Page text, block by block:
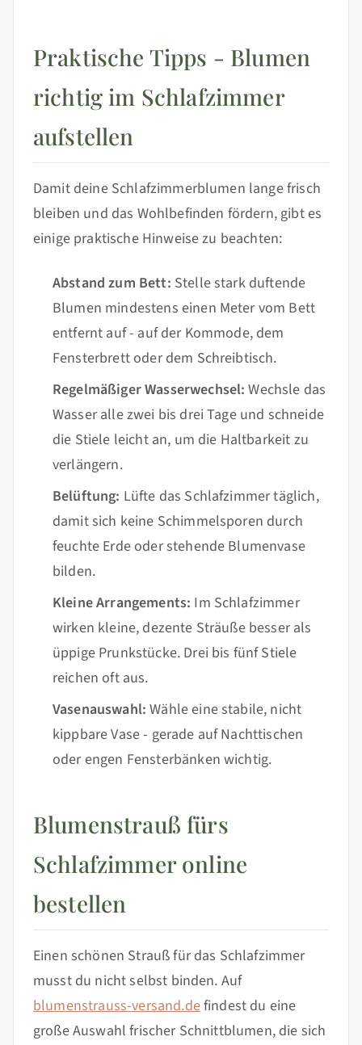
Praktische Tipps - Blumen
richtig im Schlafzimmer
aufstellen
Damit deine Schlafzimmerblumen lange frisch
bleiben und das Wohlbefinden fördern, gibt es
einige praktische Hinweise zu beachten:
Abstand zum Bett: Stelle stark duftende
Blumen mindestens einen Meter vom Bett
entfernt auf - auf der Kommode, dem
Fensterbrett oder dem Schreibtisch.
Regelmäßiger Wasserwechsel: Wechsle das
Wasser alle zwei bis drei Tage und schneide
die Stiele leicht an, um die Haltbarkeit zu
verlängern.
Belüftung: Lüfte das Schlafzimmer täglich,
damit sich keine Schimmelsporen durch
feuchte Erde oder stehende Blumenvase
bilden.
Kleine Arrangements: Im Schlafzimmer
wirken kleine, dezente Sträuße besser als
üppige Prunkstücke. Drei bis fünf Stiele
reichen oft aus.
Vasenauswahl: Wähle eine stabile, nicht
kippbare Vase - gerade auf Nachttischen
oder engen Fensterbänken wichtig.
Blumenstrauß fürs
Schlafzimmer online
bestellen
Einen schönen Strauß für das Schlafzimmer
musst du nicht selbst binden. Auf
blumenstrauss-versand.defindest du eine
große Auswahl frischer Schnittblumen, die sich